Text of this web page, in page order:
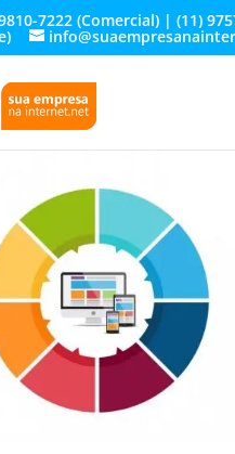
7222 (Comercial) | (11)